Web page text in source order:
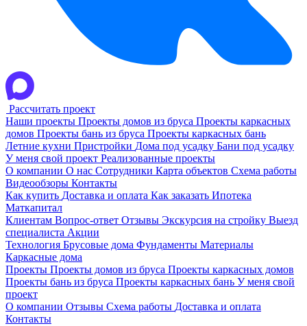
Рассчитать проект
Наши проекты Проекты домов из бруса Проекты каркасных
домов Проекты бань из бруса Проекты каркасных бань
Летние кухни Пристройки Дома под усадку Бани под усадку
У меня свой проект Реализованные проекты
О компании О нас Сотрудники Карта объектов Схема работы
Видеообзоры Контакты
Как купить Доставка и оплата Как заказать Ипотека
Маткапитал
Клиентам Вопрос-ответ Отзывы Экскурсия на стройку Выезд
специалиста Акции
Технология Брусовые дома Фундаменты Материалы
Каркасные дома
Проекты Проекты домов из бруса Проекты каркасных домов
Проекты бань из бруса Проекты каркасных бань У меня свой
проект
О компании Отзывы Схема работы Доставка и оплата
Контакты